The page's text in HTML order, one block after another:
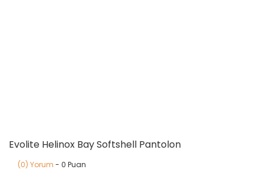
Evolite Helinox Bay Softshell Pantolon
(0) Yorum - 0 Puan